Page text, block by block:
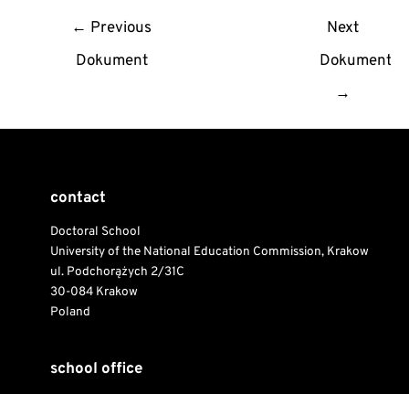
← Previous
Dokument
Next
Dokument
→
contact
Doctoral School
University of the National Education Commission, Krakow
ul. Podchorążych 2/31C
30-084 Krakow
Poland
school office